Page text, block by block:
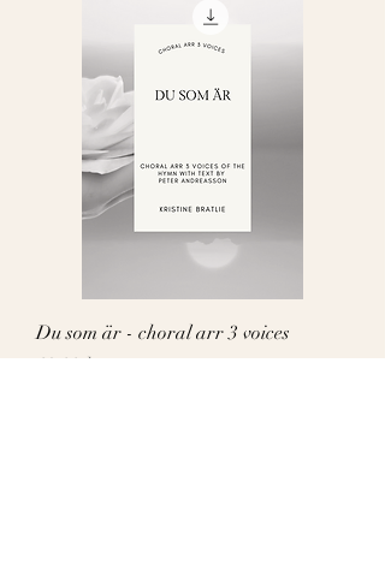
Du som är - choral arr 3 voices
Pris
69,00 kr